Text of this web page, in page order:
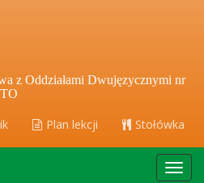
z Oddziałami Dwujęzycznymi nr
Plan lekcji Stołówka